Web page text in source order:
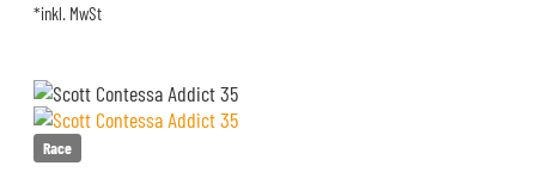
*inkl. MwSt
Race